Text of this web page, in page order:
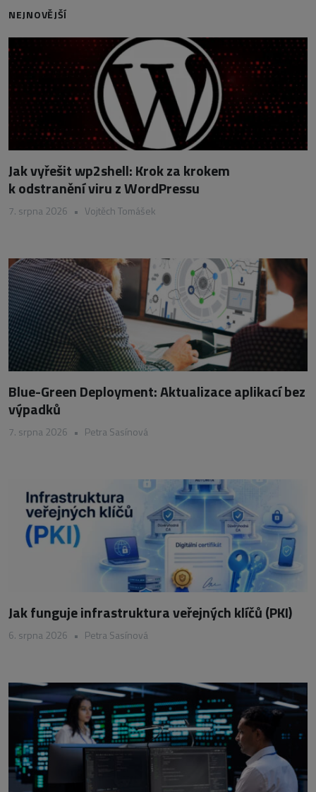
NEJNOVĚJŠÍ
Jak vyřešit wp2shell: Krok za krokem
k odstranění viru z WordPressu
7. srpna 2026 • Vojtěch Tomášek
Blue-Green Deployment: Aktualizace aplikací bez
výpadků
7. srpna 2026 • Petra Sasínová
Jak funguje infrastruktura veřejných klíčů (PKI)
6. srpna 2026 • Petra Sasínová